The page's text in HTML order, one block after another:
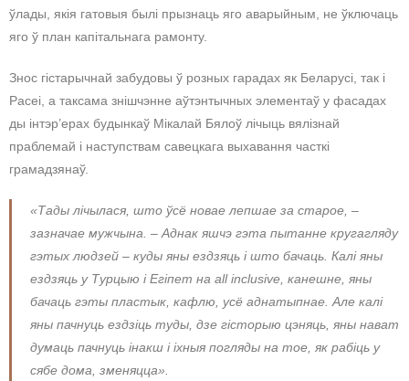
ўлады, якія гатовыя былі прызнаць яго аварыйным, не ўключаць
яго ў план капітальнага рамонту.
Знос гістарычнай забудовы ў розных гарадах як Беларусі, так і
Расеі, а таксама знішчэнне аўтэнтычных элементаў у фасадах
ды інтэр’ерах будынкаў Мікалай Бялоў лічыць вялізнай
праблемай і наступствам савецкага выхавання часткі
грамадзянаў.
«Тады лічылася, што ўсё новае лепшае за старое, –
зазначае мужчына. – Аднак яшчэ гэта пытанне кругагляду
гэтых людзей – куды яны ездзяць і што бачаць. Калі яны
ездзяць у Турцыю і Егіпет на all inclusive, канешне, яны
бачаць гэты пластык, кафлю, усё аднатыпнае. Але калі
яны пачнуць ездзіць туды, дзе гісторыю цэняць, яны нават
думаць пачнуць інакш і іхныя погляды на тое, як рабіць у
сябе дома, зменяцца».